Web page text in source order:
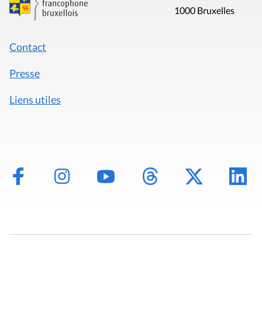
1000 Bruxelles
Contact
Presse
Liens utiles